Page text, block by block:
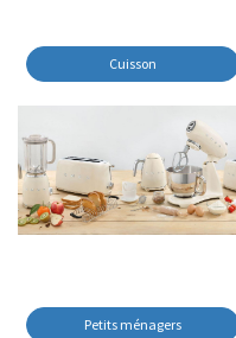
Cuisson
Petits ménagers